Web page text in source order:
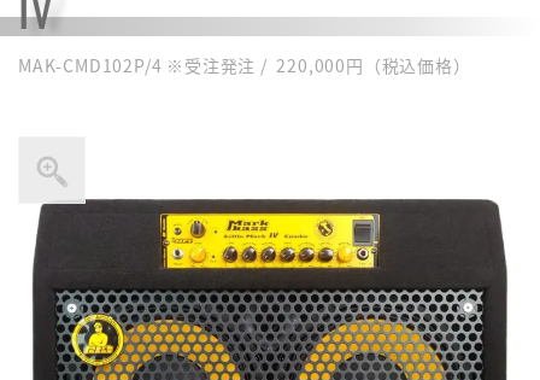
MAK-CMD102P/4 ※受注発注 / 220,000円（税込価格）